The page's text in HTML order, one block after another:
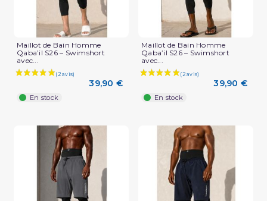
Maillot de Bain Homme
Qaba’il S26 – Swimshort
avec...
39,90 €
En stock
Maillot de Bain Homme
Qaba’il S26 – Swimshort
avec...
39,90 €
En stock